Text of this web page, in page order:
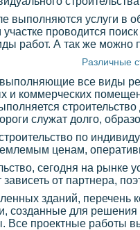
выполняются услуги
проводится
работ. А так же можно
Различные
все виды
и коммерческих
служат долго,
по
ценам,
сегодня на рынке
зависеть от партнера,
зданий,
созданные для
Все проектные работы